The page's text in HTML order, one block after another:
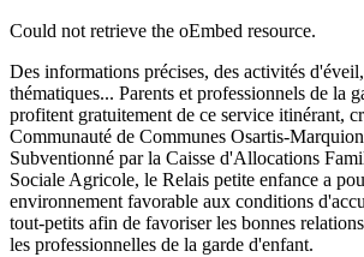
Could not retrieve the oEmbed resource.
Des informations précises, des activités
thématiques... Parents et professionnels de la
profitent gratuitement de ce service itinérant,
Communauté de Communes Osartis-
Subventionné par la Caisse d'Allocations
Sociale Agricole, le Relais petite enfance a
environnement favorable aux conditions
tout-petits afin de favoriser les bonnes
les professionnelles de la garde d'enfant.